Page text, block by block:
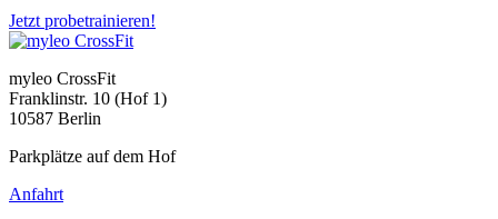
Jetzt probetrainieren!
myleo CrossFit
Franklinstr. 10 (Hof 1)
10587 Berlin
Parkplätze auf dem Hof
Anfahrt